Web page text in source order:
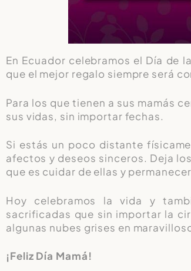
En Ecuador celebramos el Día de
que el mejor regalo siempre será
Para los que tienen a sus mamás
sus vidas, sin importar fechas.
Si estás un poco distante
afectos y deseos sinceros. Deja
que es cuidar de ellas y
Hoy celebramos la vida y
sacrificadas que sin importar la
algunas nubes grises en
¡Feliz Día Mamá!